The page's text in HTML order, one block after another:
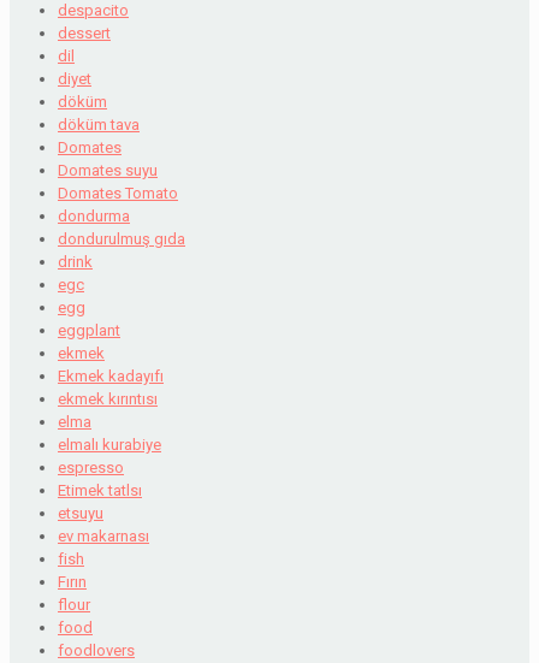
despacito
dessert
dil
diyet
döküm
döküm tava
Domates
Domates suyu
Domates Tomato
dondurma
dondurulmuş gıda
drink
egc
egg
eggplant
ekmek
Ekmek kadayıfı
ekmek kırıntısı
elma
elmalı kurabiye
espresso
Etimek tatlsı
etsuyu
ev makarnası
fish
Fırın
flour
food
foodlovers